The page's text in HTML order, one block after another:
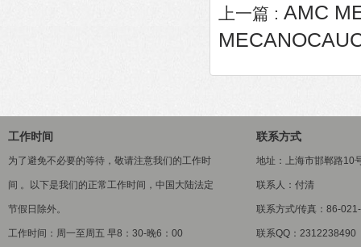
上一篇 : AMC
工作时间
为了避免不必要的等待，敬请注意我们的工作时
间 。以下是我们的正常工作时间，中国大陆法定
节假日除外。
工作时间：周一至周五 早8：30-晚6：00
联系方式
地址：上海市邯郸路10
联系人：付清
联系方式/传真：86-
联系QQ：2312238490